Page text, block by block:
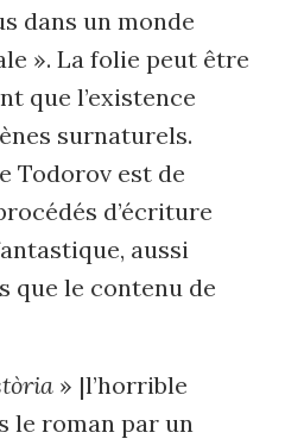
dans un monde
». La folie peut être
que l’existence
surnaturels.
Todorov est de
d’écriture
aussi
que le contenu de
» |l’horrible
le roman par un